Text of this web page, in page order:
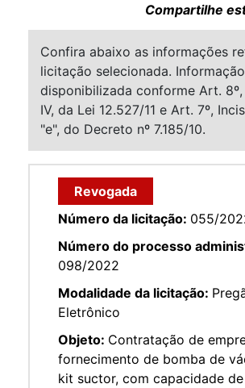
Compartilhe
Confira abaixo as informações
licitação selecionada. Informação
disponibilizada conforme Art. 8º,
IV, da Lei 12.527/11 e Art. 7º,
"e", do Decreto nº 7.185/10.
Revogada
Número da licitação: 055/
Número do processo
098/2022
Modalidade da licitação:
Eletrônico
Objeto: Contratação de
fornecimento de bomba de
kit suctor, com capacidade